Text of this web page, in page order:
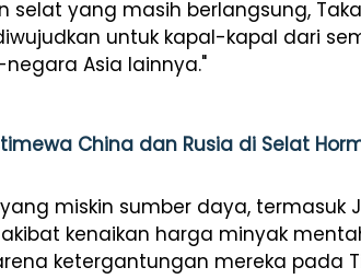
selat yang masih berlangsung,
untuk kapal-kapal dari
Asia lainnya."
China dan Rusia di Selat
miskin sumber daya, termasuk
kenaikan harga minyak
ketergantungan mereka pada